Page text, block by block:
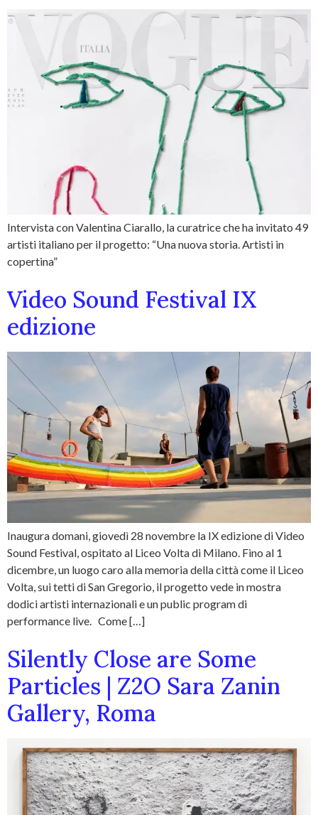
Intervista con Valentina Ciarallo, la curatrice che ha invitato 49
artisti italiano per il progetto: “Una nuova storia. Artisti in
copertina”
Video Sound Festival IX
edizione
Inaugura domani, giovedì 28 novembre la IX edizione di Video
Sound Festival, ospitato al Liceo Volta di Milano. Fino al 1
dicembre, un luogo caro alla memoria della città come il Liceo
Volta, sui tetti di San Gregorio, il progetto vede in mostra
dodici artisti internazionali e un public program di
performance live. Come […]
Silently Close are Some
Particles | Z2O Sara Zanin
Gallery, Roma